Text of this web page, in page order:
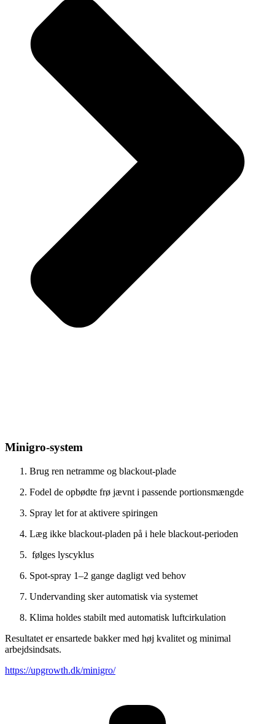
Minigro-system
Brug ren netramme og blackout-plade
Fodel de opbødte frø jævnt i passende portionsmængde
Spray let for at aktivere spiringen
Læg ikke blackout-pladen på i hele blackout-perioden
følges lyscyklus
Spot-spray 1–2 gange dagligt ved behov
Undervanding sker automatisk via systemet
Klima holdes stabilt med automatisk luftcirkulation
Resultatet er ensartede bakker med høj kvalitet og minimal
arbejdsindsats.
https://upgrowth.dk/minigro/